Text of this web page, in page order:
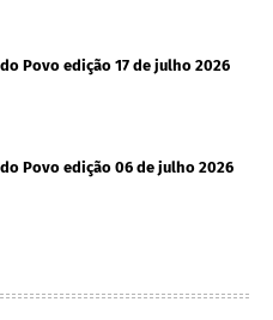
Povo edição 17 de julho 2026
Povo edição 06 de julho 2026